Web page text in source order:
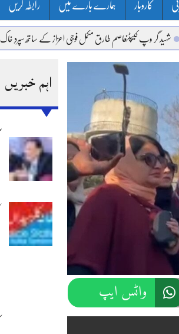
کاروبار ہمارے بارے میں رابطہ کریں
گر وپ کیپٹنعاصم طارق مکمل فوجی اعزاز کے ساتھ سپردِ خاک
اہم خبریں
واٹس ایپ